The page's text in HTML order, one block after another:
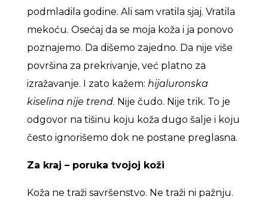
podmladila godine. Ali sam vratila sjaj. Vratila
mekoću. Osećaj da se moja koža i ja ponovo
poznajemo. Da dišemo zajedno. Da nije više
površina za prekrivanje, već platno za
izražavanje. I zato kažem: hijaluronska
kiselina nije trend. Nije čudo. Nije trik. To je
odgovor na tišinu koju koža dugo šalje i koju
često ignorišemo dok ne postane preglasna.
Za kraj – poruka tvojoj koži
Koža ne traži savršenstvo. Ne traži ni pažnju.